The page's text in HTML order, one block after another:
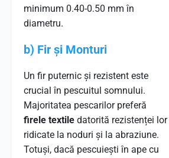
minimum 0.40-0.50 mm în
diametru.
b) Fir și Monturi
Un fir puternic și rezistent este
crucial în pescuitul somnului.
Majoritatea pescarilor preferă
firele textile datorită rezistenței lor
ridicate la noduri și la abraziune.
Totuși, dacă pescuiești în ape cu